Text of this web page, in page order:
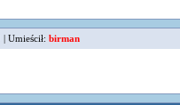
| Umieścił: birman